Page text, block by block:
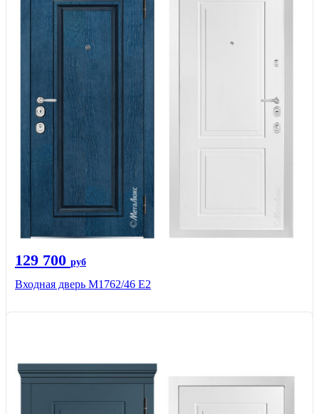
129 700 руб
Входная дверь М1762/46 Е2